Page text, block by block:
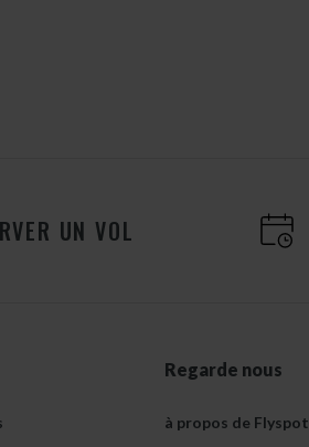
UN VOL
Regarde nous
à propos de Flyspot